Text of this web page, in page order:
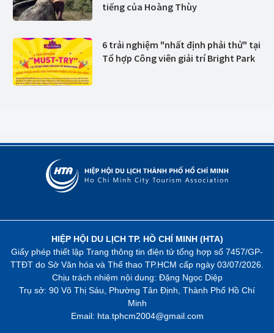
tiếng của Hoàng Thùy
6 trải nghiệm "nhất định phải thử" tại
Tổ hợp Công viên giải trí Bright Park
HIỆP HỘI DU LỊCH TP. HỒ CHÍ MINH (HTA)
Giấy phép thiết lập Trang thông tin điện tử tổng hợp số 7457/GP-
TTĐT do Sở Văn hóa và Thể thao TP.HCM cấp ngày 03/07/2026.
Chịu trách nhiệm nội dung: Đặng Ngọc Diệp
Trụ sở: 90 Võ Thị Sáu, Phường Tân Định, Thành Phố Hồ Chí
Minh
Email: hta.tphcm2004@gmail.com